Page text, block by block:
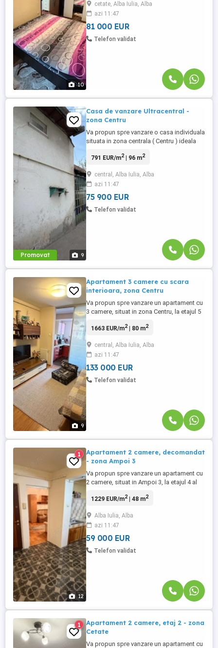
10
pentru investitie. Apartamentul este
alcatuit din: living spatios, dormitor,
bucatarie, hol ...
cetate, Alba Iulia, Alba
azi 11:47
81 000 EUR
Telefon validat
Promovat 9
Casa de vanzare Ultracentral -
zona Centru
Va propun spre vanzare o casa individuala
situata in zona centrala ( Centru ) ideala
Teren in suprafata de 360mp, cu front
96 mp utili. Proprietatea este
compartimentata astfel: 3 camere,
bucatarie, baie, camara ...
791 EUR/m2| 96 m2
central, Alba Iulia, Alba
azi 11:47
75 900 EUR
Telefon validat
9
Apartament 3 camere cu scara
interioara, zona Centru
Va propun spre vanzare un apartament cu
3 camere, situat in zona Centru, la etajul 5
o suprafata utila de 80mp si beneficiaza
luminoasa. Imobilul este compartimentat
astfel: Parter - hol de acces, living open
space cu bucataria, ...
1663 EUR/m2| 80 m2
central, Alba Iulia, Alba
azi 11:47
133 000 EUR
Telefon validat
12
1
Apartament 2 camere, decomandat
- zona Ampoi 3
Va propun spre vanzare un apartament cu
2 camere, situat in Ampoi 3, la etajul 4 al
suprafata utila de 48mp si beneficiaza de
Compartimentare: Living spatios,
dormitor, bucatarie , baie, hol si balcon
inchis. Zona ...
1229 EUR/m2| 48 m2
Alba Iulia, Alba
azi 11:47
59 000 EUR
Telefon validat
1
Apartament 2 camere, etaj 2 - zona
Cetate
Va propun spre vanzare un apartament cu